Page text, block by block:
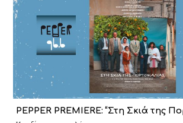
PEPPER PREMIERE: “Στη Σκιά της